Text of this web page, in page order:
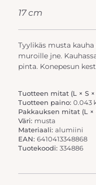
17 cm
Tyylikäs musta
muroille jne.
pinta. Konepesun
Tuotteen mitat (L × S ×
Tuotteen paino: 0.043
Pakkauksen mitat (L ×
Väri: musta
Materiaali: alumiini
EAN: 6410413348868
Tuotekoodi: 334886